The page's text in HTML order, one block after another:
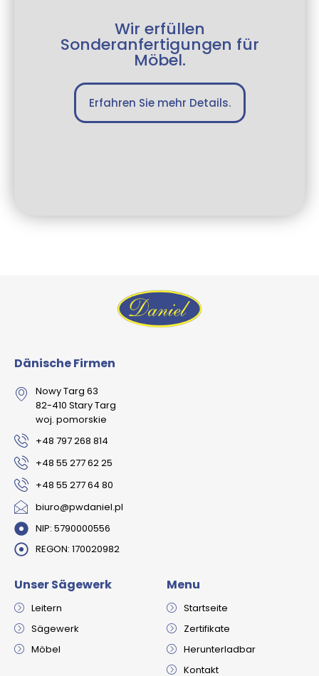
Wir erfüllen
Sonderanfertigungen für
Möbel.
Erfahren Sie mehr Details.
Dänische Firmen
Nowy Targ 63
82-410 Stary Targ
woj. pomorskie
+48 797 268 814
+48 55 277 62 25
+48 55 277 64 80
biuro@pwdaniel.pl
NIP: 5790000556​
REGON: 170020982
Unser Sägewerk
Leitern
Sägewerk
Möbel
Menu
Startseite
Zertifikate
Herunterladbar
Kontakt